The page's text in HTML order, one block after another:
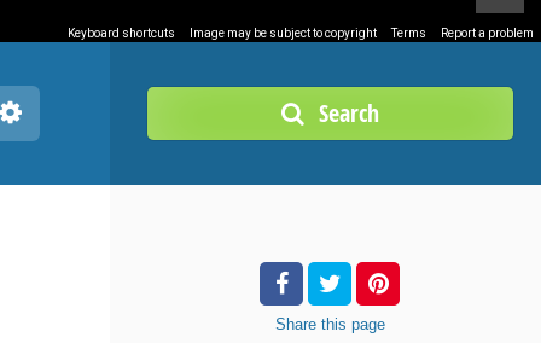
Keyboard shortcuts Image may be subject to copyright Terms Report a problem
Search
Share this page